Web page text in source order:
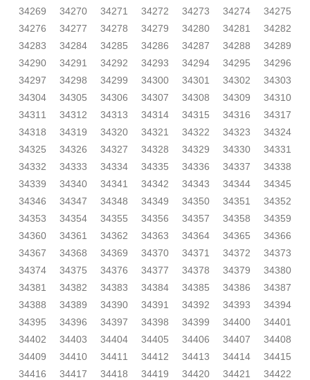
34269
34270 34271 34272 34273 34274
34275
34276
34277 34278 34279 34280 34281
34282
34283
34284 34285 34286 34287 34288
34289
34290
34291 34292 34293 34294 34295
34296
34297
34298 34299 34300 34301 34302
34303
34304
34305 34306 34307 34308 34309
34310
34311
34312 34313 34314 34315 34316
34317
34318
34319 34320 34321 34322 34323
34324
34325
34326 34327 34328 34329 34330
34331
34332
34333 34334 34335 34336 34337
34338
34339
34340 34341 34342 34343 34344
34345
34346
34347 34348 34349 34350 34351
34352
34353
34354 34355 34356 34357 34358
34359
34360
34361 34362 34363 34364 34365
34366
34367
34368 34369 34370 34371 34372
34373
34374
34375 34376 34377 34378 34379
34380
34381
34382 34383 34384 34385 34386
34387
34388
34389 34390 34391 34392 34393
34394
34395
34396 34397 34398 34399 34400
34401
34402
34403 34404 34405 34406 34407
34408
34409
34410 34411 34412 34413 34414
34415
34416
34417 34418 34419 34420 34421
34422